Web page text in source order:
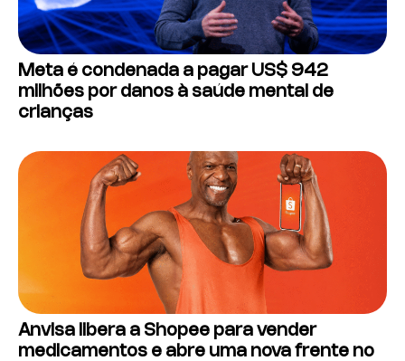
Meta é condenada a pagar US$ 942
milhões por danos à saúde mental de
crianças
Anvisa libera a Shopee para vender
medicamentos e abre uma nova frente no